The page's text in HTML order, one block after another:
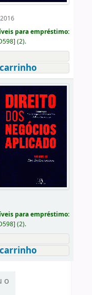
para empréstimo:
] (2).
para empréstimo:
] (2).
o